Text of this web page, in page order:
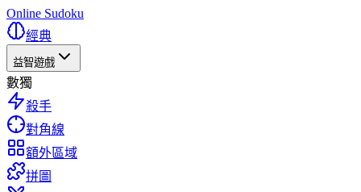
Online Sudoku
經典
益智遊戲
數獨
殺手
對角線
額外區域
拼圖